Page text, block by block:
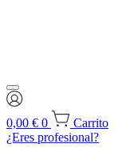
0,00 € 0
Carrito
¿Eres profesional?